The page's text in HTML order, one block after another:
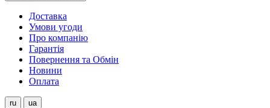
Доставка
Умови угоди
Про компанію
Гарантія
Повернення та Обмін
Новини
Оплата
ru ua